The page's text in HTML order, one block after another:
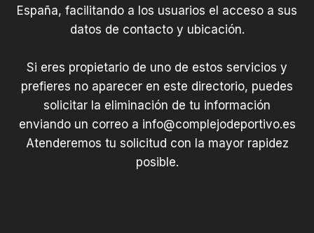
España, facilitando a los usuarios el acceso a sus
datos de contacto y ubicación.
Si eres propietario de uno de estos servicios y
prefieres no aparecer en este directorio, puedes
solicitar la eliminación de tu información
enviando un correo a info@complejodeportivo.es
Atenderemos tu solicitud con la mayor rapidez
posible.